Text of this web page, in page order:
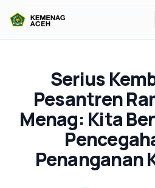
Serius
Pesantren
Menag: Kita
Penanganan